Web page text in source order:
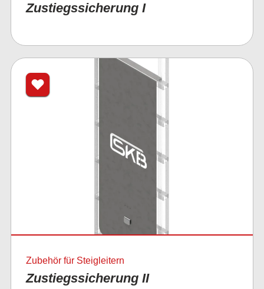
Zustiegssicherung I
Zubehör für Steigleitern
Zustiegssicherung II